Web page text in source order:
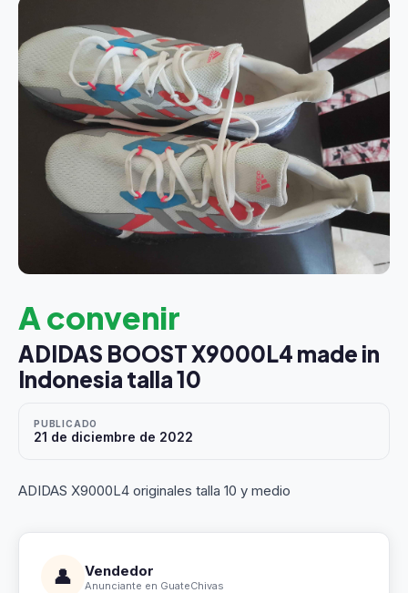
A convenir
ADIDAS BOOST X9000L4 made in
Indonesia talla 10
PUBLICADO
21 de diciembre de 2022
ADIDAS X9000L4 originales talla 10 y medio
👤 Vendedor
Anunciante en GuateChivas